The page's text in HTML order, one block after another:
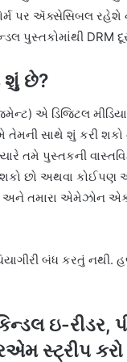
પર ઍક્સેસિબલ
પુસ્તકોમાંથી DRM
શું છે?
એ ડિજિટલ
તેમની સાથે શું કરી
તમે પુસ્તકની
છો અથવા કોઈપણ
અને તમારા એમેઝોન
બંધ કરતું નથી.
ઇ-રીડર,
સ્ટ્રીપ કરો